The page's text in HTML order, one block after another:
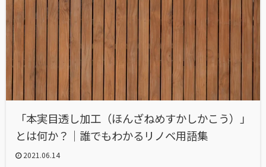
「本実目透し加工（ほんざねめすかしかこう）」
とは何か？｜誰でもわかるリノベ用語集
2021.06.14